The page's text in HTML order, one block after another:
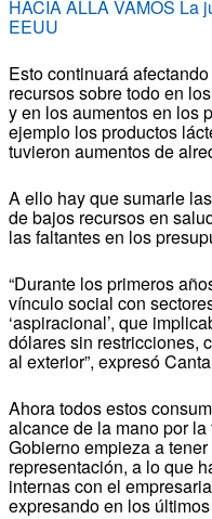
HACIA ALLÁ VAMOS La
EEUU
Esto continuará
recursos sobre todo en
y en los aumentos en los
ejemplo los productos
tuvieron aumentos de
A ello hay que sumarle
de bajos recursos en
las faltantes en los
“Durante los primeros
vínculo social con
‘aspiracional’, que
dólares sin restricciones,
al exterior”, expresó
Ahora todos estos
alcance de la mano por
Gobierno empieza a
representación, a lo que
internas con el
expresando en los